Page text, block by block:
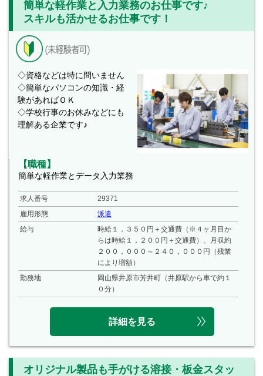
簡単な軽作業と入力業務のお仕事です♪
スキルも活かせるお仕事です！
◇資格などは特に問いません
◇簡単なパソコンの知識・経
験があればＯＫ
◇学校行事のお休みなどにも
理解ある企業です♪
【職種】
簡単な軽作業とデータ入力業務
求人番号
29371
雇用形態
派遣
給与
時給１，３５０円＋交通費（※４ヶ月目か
らは時給１，２００円＋交通費）、月収約
２００，０００～２４０，０００円（残業
により増額）
勤務地
岡山県井原市芳井町（井原駅から車で約１
０分）
詳細を見る
オリジナル製品も手がける溶接・板金スタッ